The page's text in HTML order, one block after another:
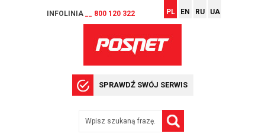
INFOLINIA __ 800 120 322 PL EN RU UA
SPRAWDŹ SWÓJ SERWIS